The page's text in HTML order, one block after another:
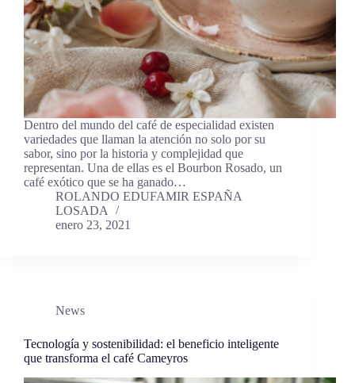
Dentro del mundo del café de especialidad existen
variedades que llaman la atención no solo por su
sabor, sino por la historia y complejidad que
representan. Una de ellas es el Bourbon Rosado, un
café exótico que se ha ganado…
ROLANDO EDUFAMIR ESPAÑA
LOSADA
enero 23, 2021
News
Tecnología y sostenibilidad: el beneficio inteligente
que transforma el café Cameyros